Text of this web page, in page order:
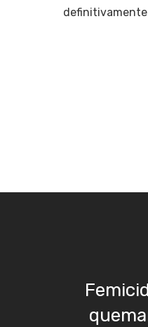
definitivamente